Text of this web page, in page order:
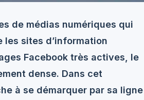
de médias numériques qui
les sites d’information
Facebook très actives, le
dense. Dans cet
à se démarquer par sa ligne